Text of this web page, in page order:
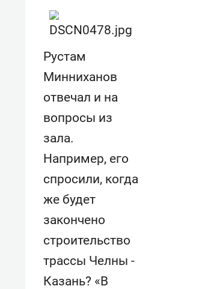
Рустам
Минниханов
отвечал и на
вопросы из
зала.
Например, его
спросили, когда
же будет
закончено
строительство
трассы Челны -
Казань? «В